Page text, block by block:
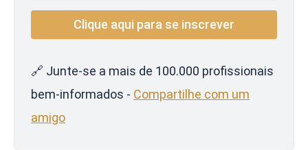
🔗 Junte-se a mais de 100.000 profissionais
bem-informados - Compartilhe com um
amigo